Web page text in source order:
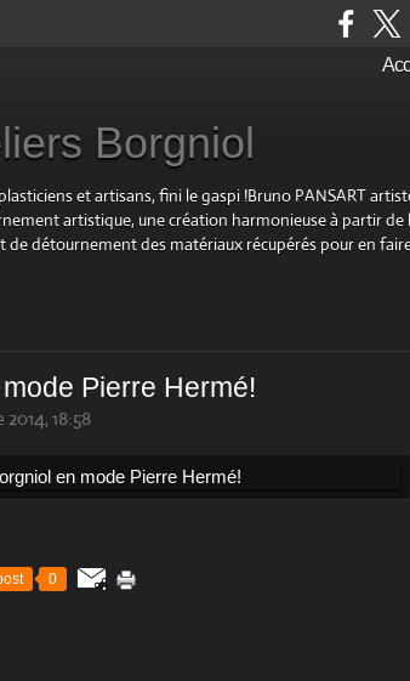
Borgniol
et artisans, fini le gaspi !Bruno PANSART
artistique, une création harmonieuse à partir de
de détournement des matériaux récupérés pour en
Pierre Hermé!
2014, 18:58
0